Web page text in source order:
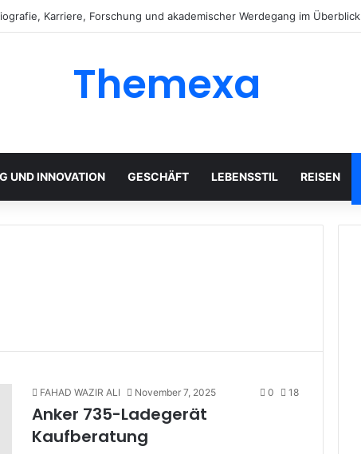
Karriere, Forschung und akademischer Werdegang im Überblick
Themexa
UND INNOVATION GESCHÄFT LEBENSSTIL REISEN
FAHAD WAZIR ALI November 7, 2025 0 18
Anker 735-Ladegerät
Kaufberatung